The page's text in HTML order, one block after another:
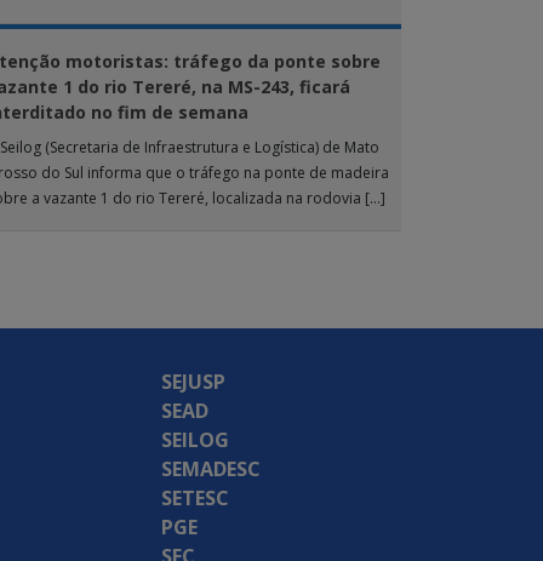
motoristas: tráfego da ponte sobre
1 do rio Tereré, na MS-243, ficará
no fim de semana
(Secretaria de Infraestrutura e Logística) de Mato
do Sul informa que o tráfego na ponte de madeira
a vazante 1 do rio Tereré, localizada na rodovia […]
SEJUSP
SEAD
SEILOG
SEMADESC
SETESC
PGE